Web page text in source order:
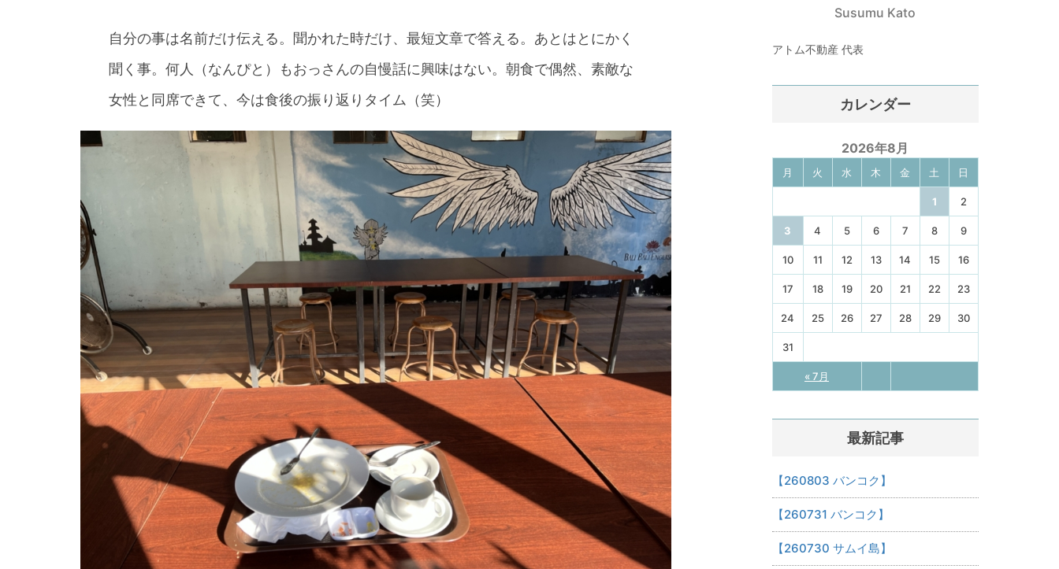
自分の事は名前だけ伝える。聞かれた時だけ、最短文章で答える。あとはとにかく
聞く事。何人（なんぴと）もおっさんの自慢話に興味はない。朝食で偶然、素敵な
女性と同席できて、今は食後の振り返りタイム（笑）
Susumu Kato
アトム不動産 代表
カレンダー
2026年8月
月 火 水 木 金 土 日
« 7月
1 2
3 4 5 6 7 8 9
10 11 12 13 14 15 16
17 18 19 20 21 22 23
24 25 26 27 28 29 30
31
最新記事
【260803 バンコク】
【260731 バンコク】
【260730 サムイ島】